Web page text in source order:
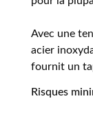
Avec une
acier
fournit un
Risques